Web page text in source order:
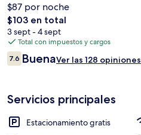
$87 por noche
El
precio
total
es
de
$103 en total
3 sept - 4 sept
Total con impuestos y cargos
Opiniones
7.67.6 de 10,
BuenaVer las 128 opiniones
Servicios principales
Estacionamiento gratis